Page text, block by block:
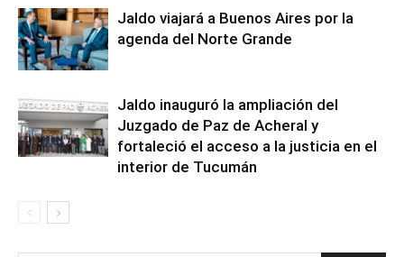
Jaldo viajará a Buenos Aires por la
agenda del Norte Grande
Jaldo inauguró la ampliación del
Juzgado de Paz de Acheral y
fortaleció el acceso a la justicia en el
interior de Tucumán